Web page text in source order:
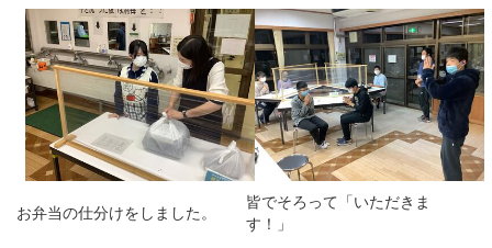
お弁当の仕分けをしました。
皆でそろって「いただきま
す！」